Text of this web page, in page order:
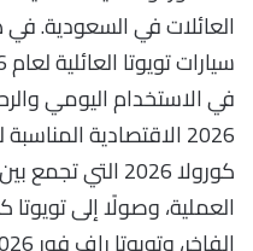
العائلات في السعودية.
في الاستخدام اليومي
2026 الاقتصادية
كورولا 2026
الفاخر، وتويوتا راف فور 2026 متعددة الاستخدامات.